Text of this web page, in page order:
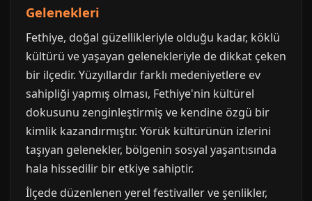
Gelenekleri
Fethiye, doğal güzellikleriyle olduğu kadar, köklü
kültürü ve yaşayan gelenekleriyle de dikkat çeken
bir ilçedir. Yüzyıllardır farklı medeniyetlere ev
sahipliği yapmış olması, Fethiye'nin kültürel
dokusunu zenginleştirmiş ve kendine özgü bir
kimlik kazandırmıştır. Yörük kültürünün izlerini
taşıyan gelenekler, bölgenin sosyal yaşantısında
hala hissedilir bir etkiye sahiptir.
İlçede düzenlenen yerel festivaller ve şenlikler,